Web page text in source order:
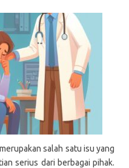
salah satu isu yang
serius dari berbagai pihak.